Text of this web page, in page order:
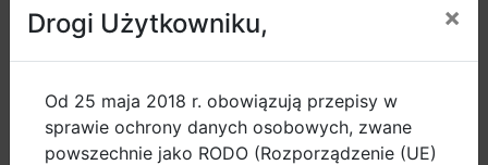
30.04.2024
Rowerowy Maj
2024
Drogi Użytkowniku, ×
Od 25 maja 2018 r. obowiązują przepisy w
sprawie ochrony danych osobowych, zwane
powszechnie jako RODO (Rozporządzenie (UE)